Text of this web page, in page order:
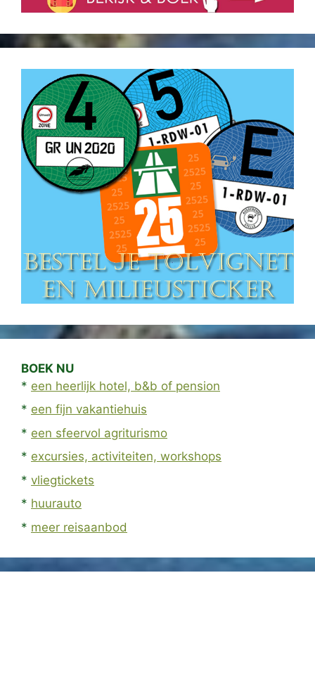
BOEK NU
* een heerlijk hotel, b&b of pension
* een fijn vakantiehuis
* een sfeervol agriturismo
* excursies, activiteiten, workshops
* vliegtickets
* huurauto
* meer reisaanbod